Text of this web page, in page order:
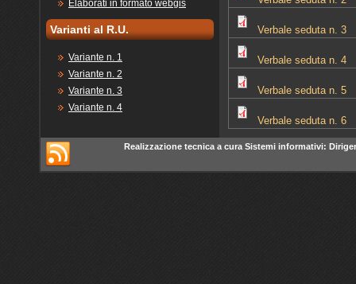
Elaborati in formato webgis
Varianti al R.U.
Variante n. 1
Variante n. 2
Variante n. 3
Variante n. 4
Verbale seduta n. 3
Verbale seduta n. 4
Verbale seduta n. 5
Verbale seduta n. 6
Realizzazione tecnica a cura Sistemi informativi: